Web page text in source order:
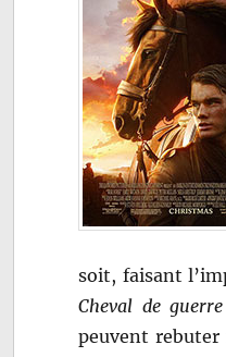
soit, faisant
Cheval de guerre
peuvent rebuter